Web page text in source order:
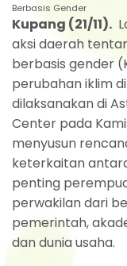
Berbasis Gender
Kupang (21/11).
aksi daerah
berbasis gender
perubahan iklim
dilaksanakan di
Center pada
menyusun
keterkaitan
penting
perwakilan dari
pemerintah,
dan dunia usaha.